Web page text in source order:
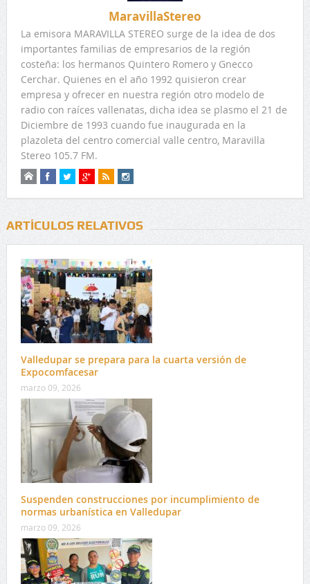
MaravillaStereo
La emisora MARAVILLA STEREO surge de la idea de dos
importantes familias de empresarios de la región
costeña: los hermanos Quintero Romero y Gnecco
Cerchar. Quienes en el año 1992 quisieron crear
empresa y ofrecer en nuestra región otro modelo de
radio con raíces vallenatas, dicha idea se plasmo el 21 de
Diciembre de 1993 cuando fue inaugurada en la
plazoleta del centro comercial valle centro, Maravilla
Stereo 105.7 FM.
ARTÍCULOS RELATIVOS
Valledupar se prepara para la cuarta versión de
Expocomfacesar
marzo 09, 2026
Suspenden construcciones por incumplimiento de
normas urbanística en Valledupar
marzo 09, 2026